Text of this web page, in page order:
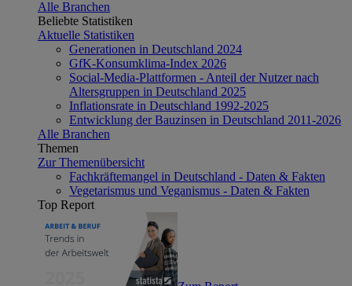
Alle Branchen
Beliebte Statistiken
Aktuelle Statistiken
Generationen in Deutschland 2024
GfK-Konsumklima-Index 2026
Social-Media-Plattformen - Anteil der Nutzer nach
Altersgruppen in Deutschland 2025
Inflationsrate in Deutschland 1992-2025
Entwicklung der Bauzinsen in Deutschland 2011-2026
Alle Branchen
Themen
Zur Themenübersicht
Fachkräftemangel in Deutschland - Daten & Fakten
Vegetarismus und Veganismus - Daten & Fakten
Top Report